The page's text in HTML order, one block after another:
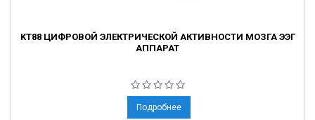
KT88 ЦИФРОВОЙ ЭЛЕКТРИЧЕСКОЙ АКТИВНОСТИ МОЗГА ЭЭГ
АППАРАТ
Подробнее